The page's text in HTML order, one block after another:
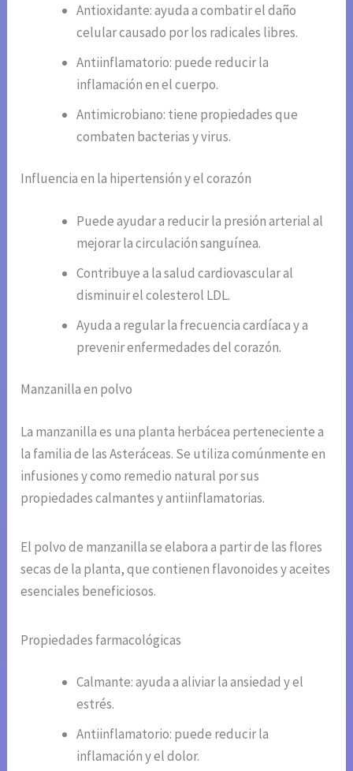
Antioxidante: ayuda a combatir el daño
celular causado por los radicales libres.
Antiinflamatorio: puede reducir la
inflamación en el cuerpo.
Antimicrobiano: tiene propiedades que
combaten bacterias y virus.
Influencia en la hipertensión y el corazón
Puede ayudar a reducir la presión arterial al
mejorar la circulación sanguínea.
Contribuye a la salud cardiovascular al
disminuir el colesterol LDL.
Ayuda a regular la frecuencia cardíaca y a
prevenir enfermedades del corazón.
Manzanilla en polvo
La manzanilla es una planta herbácea perteneciente a
la familia de las Asteráceas. Se utiliza comúnmente en
infusiones y como remedio natural por sus
propiedades calmantes y antiinflamatorias.
El polvo de manzanilla se elabora a partir de las flores
secas de la planta, que contienen flavonoides y aceites
esenciales beneficiosos.
Propiedades farmacológicas
Calmante: ayuda a aliviar la ansiedad y el
estrés.
Antiinflamatorio: puede reducir la
inflamación y el dolor.